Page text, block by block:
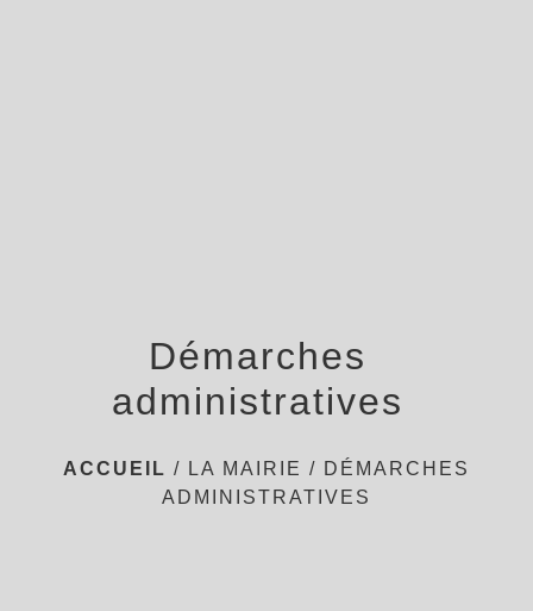
Démarches
administratives
ACCUEIL / LA MAIRIE / DÉMARCHES
ADMINISTRATIVES